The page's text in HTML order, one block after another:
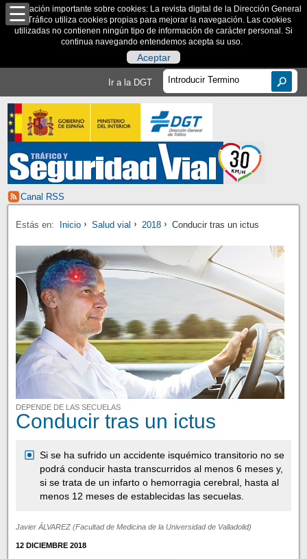
Información importante sobre cookies: La revista digital de la Dirección General
de Tráfico utiliza cookies propias para mejorar la navegación. Las cookies
utilizadas no contienen ningún tipo de información de carácter personal. Si
continua navegando entendemos acepta su uso.
Aceptar
Ir a la DGT
Canal RSS
Estás en: Inicio Salud vial 2018 Conducir tras un ictus
DEPENDE DE LAS SECUELAS
Conducir tras un ictus
Si se ha sufrido un accidente isquémico transitorio no se
podrá conducir hasta transcurridos al menos 6 meses y,
si se trata de un infarto o hemorragia cerebral, hasta al
menos 12 meses de establecidas las secuelas.
Javier ÁLVAREZ (Facultad de Medicina de la Universidad de Valladolid)
12 DICIEMBRE 2018